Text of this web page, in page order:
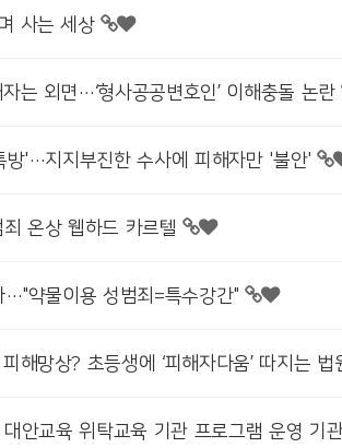
사는 세상
는 외면…‘형사공공변호인’ 이해충돌 논란
방'…지지부진한 수사에 피해자만 '불안'
온상 웹하드 카르텔
…"약물이용 성범죄=특수강간"
해망상? 초등생에 ‘피해자다움’ 따지는 법
안교육 위탁교육 기관 프로그램 운영 기